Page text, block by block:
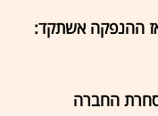
ההנפקה אשתקד: